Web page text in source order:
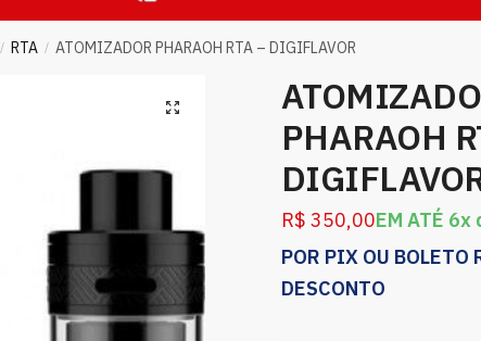
/ RTA / ATOMIZADOR PHARAOH RTA – DIGIFLAVOR
PHARAOH
R$ 350,00EM ATÉ 6x
POR PIX OU BOLETO
DESCONTO